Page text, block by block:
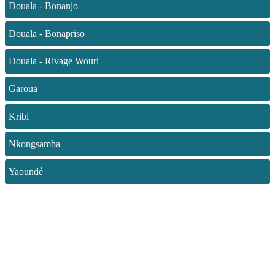
Douala - Bonanjo
Douala - Bonapriso
Douala - Rivage Wouri
Garoua
Kribi
Nkongsamba
Yaoundé